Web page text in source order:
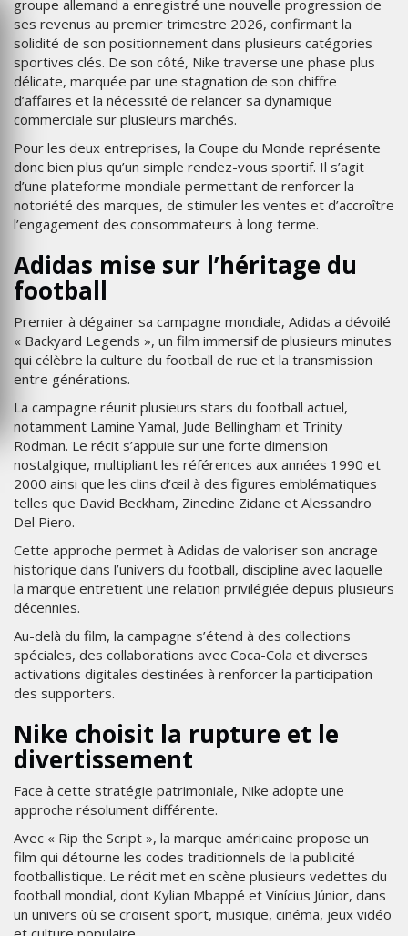
groupe allemand a enregistré une nouvelle progression de
ses revenus au premier trimestre 2026, confirmant la
solidité de son positionnement dans plusieurs catégories
sportives clés. De son côté, Nike traverse une phase plus
délicate, marquée par une stagnation de son chiffre
d’affaires et la nécessité de relancer sa dynamique
commerciale sur plusieurs marchés.
Pour les deux entreprises, la Coupe du Monde représente
donc bien plus qu’un simple rendez-vous sportif. Il s’agit
d’une plateforme mondiale permettant de renforcer la
notoriété des marques, de stimuler les ventes et d’accroître
l’engagement des consommateurs à long terme.
Adidas mise sur l’héritage du
football
Premier à dégainer sa campagne mondiale, Adidas a dévoilé
« Backyard Legends », un film immersif de plusieurs minutes
qui célèbre la culture du football de rue et la transmission
entre générations.
La campagne réunit plusieurs stars du football actuel,
notamment Lamine Yamal, Jude Bellingham et Trinity
Rodman. Le récit s’appuie sur une forte dimension
nostalgique, multipliant les références aux années 1990 et
2000 ainsi que les clins d’œil à des figures emblématiques
telles que David Beckham, Zinedine Zidane et Alessandro
Del Piero.
Cette approche permet à Adidas de valoriser son ancrage
historique dans l’univers du football, discipline avec laquelle
la marque entretient une relation privilégiée depuis plusieurs
décennies.
Au-delà du film, la campagne s’étend à des collections
spéciales, des collaborations avec Coca-Cola et diverses
activations digitales destinées à renforcer la participation
des supporters.
Nike choisit la rupture et le
divertissement
Face à cette stratégie patrimoniale, Nike adopte une
approche résolument différente.
Avec « Rip the Script », la marque américaine propose un
film qui détourne les codes traditionnels de la publicité
footballistique. Le récit met en scène plusieurs vedettes du
football mondial, dont Kylian Mbappé et Vinícius Júnior, dans
un univers où se croisent sport, musique, cinéma, jeux vidéo